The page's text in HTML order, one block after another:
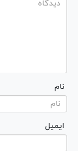
نام
ایمیل